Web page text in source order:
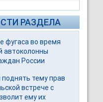
РАЗДЕЛА
фугаса во время
автоколонны
России
тему прав
встрече с
ему их